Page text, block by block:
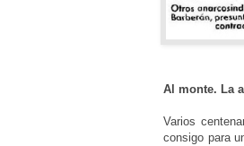
Al monte. La
Varios
consigo para